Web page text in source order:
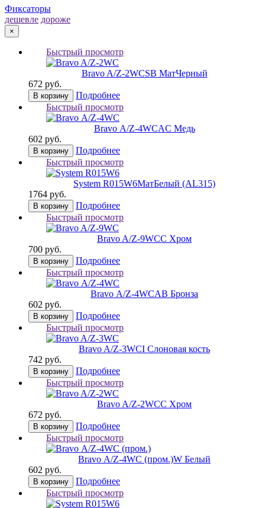
Фиксаторы
дешевле дороже
×
Быстрый просмотр
Bravo A/Z-2WCSB МатЧерный
672 руб.
В корзину
Подробнее
Быстрый просмотр
Bravo А/Z-4WCAC Медь
602 руб.
В корзину
Подробнее
Быстрый просмотр
System R015W6МатБелый (AL315)
1764 руб.
В корзину
Подробнее
Быстрый просмотр
Bravo A/Z-9WCC Хром
700 руб.
В корзину
Подробнее
Быстрый просмотр
Bravo А/Z-4WCAB Бронза
602 руб.
В корзину
Подробнее
Быстрый просмотр
Bravo A/Z-3WCI Слоновая кость
742 руб.
В корзину
Подробнее
Быстрый просмотр
Bravo A/Z-2WCC Хром
672 руб.
В корзину
Подробнее
Быстрый просмотр
Bravo А/Z-4WC (пром.)W Белый
602 руб.
В корзину
Подробнее
Быстрый просмотр